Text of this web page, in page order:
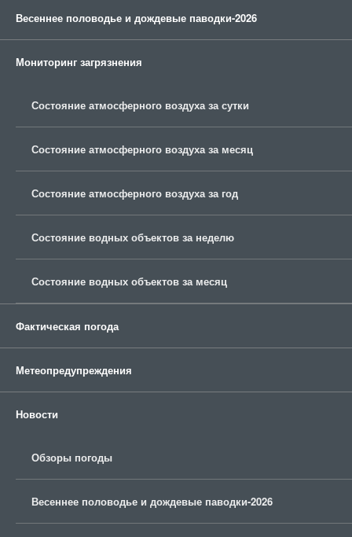
Весеннее половодье и дождевые паводки-2026
Мониторинг загрязнения
Состояние атмосферного воздуха за сутки
Состояние атмосферного воздуха за месяц
Состояние атмосферного воздуха за год
Состояние водных объектов за неделю
Состояние водных объектов за месяц
Фактическая погода
Метеопредупреждения
Новости
Обзоры погоды
Весеннее половодье и дождевые паводки-2026